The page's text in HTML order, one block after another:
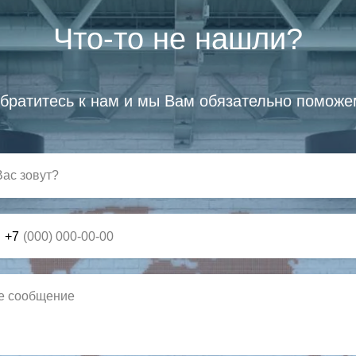
Что-то не нашли?
к нам и мы Вам обязательно
+7